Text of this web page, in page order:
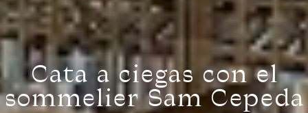
Cata a ciegas con el
sommelier Sam Cepeda